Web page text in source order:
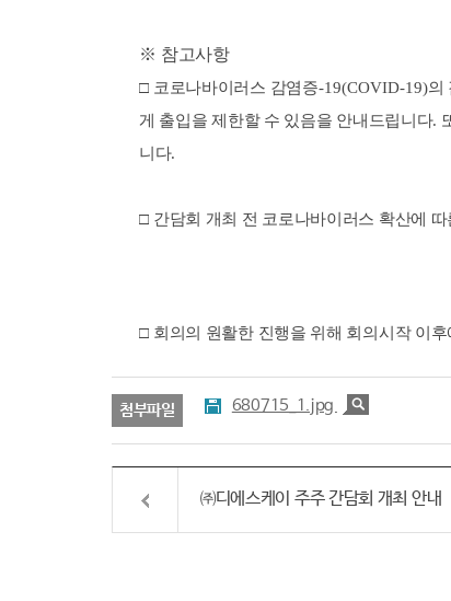
※ 참고사항
□ 코로나바이러스 감염증-19(COVID-19)의
게 출입을 제한할 수 있음을 안내드립니다.
니다.
□ 간담회 개최 전 코로나바이러스 확산에
□ 회의의 원활한 진행을 위해 회의시작 이
첨부파일 680715_1.jpg
㈜디에스케이 주주 간담회 개최 안내